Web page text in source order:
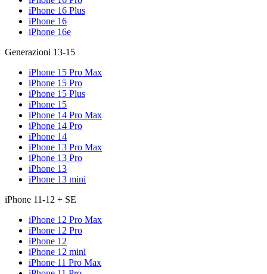
iPhone 16 Plus
iPhone 16
iPhone 16e
Generazioni 13-15
iPhone 15 Pro Max
iPhone 15 Pro
iPhone 15 Plus
iPhone 15
iPhone 14 Pro Max
iPhone 14 Pro
iPhone 14
iPhone 13 Pro Max
iPhone 13 Pro
iPhone 13
iPhone 13 mini
iPhone 11-12 + SE
iPhone 12 Pro Max
iPhone 12 Pro
iPhone 12
iPhone 12 mini
iPhone 11 Pro Max